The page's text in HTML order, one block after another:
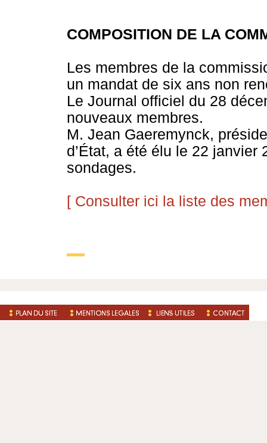
COMPOSITION DE LA
Les membres de la
un mandat de six ans non
Le Journal officiel du 28
nouveaux membres.
M. Jean Gaeremynck,
d’État, a été élu le 22
sondages.
[ Consulter ici la liste des